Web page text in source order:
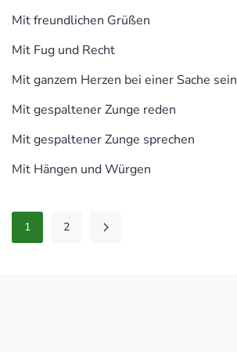
Mit freundlichen Grüßen
Mit Fug und Recht
Mit ganzem Herzen bei einer Sache sein
Mit gespaltener Zunge reden
Mit gespaltener Zunge sprechen
Mit Hängen und Würgen
1 2